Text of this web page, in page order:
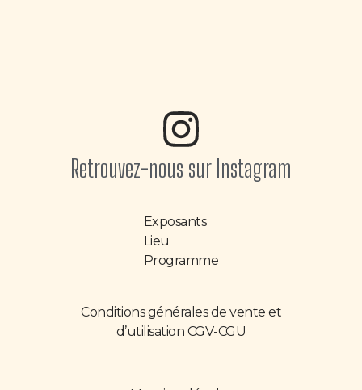
Retrouvez-nous sur Instagram
Exposants
Lieu
Programme
Conditions générales de vente et
d’utilisation CGV-CGU